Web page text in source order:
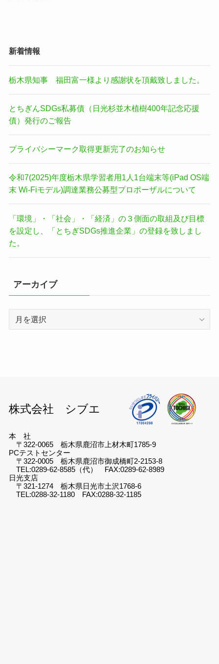
新着情報
栃木県知事 福田富一様より感謝状を頂戴致しました。
とちぎんSDGs私募債（日光杉並木植樹400年記念応援
債）発行のご報告
プライバシーマーク取得更新完了のお知らせ
令和7(2025)年度栃木県学習者用1人1台端末等(iPad OS端
末 Wi-Fiモデル)調達業務公募型プロポーザルについて
「環境」・「社会」・「経済」の３側面の取組及び目標
を設定し、「とちぎSDGs推進企業」の登録を致しまし
た。
アーカイブ
株式会社 シブエ
本 社
〒322-0065 栃木県鹿沼市上材木町1785-9
PCテストセンター
〒322-0005 栃木県鹿沼市御成橋町2-2153-8
TEL:0289-62-8585（代） FAX:0289-62-8989
日光支店
〒321-1274 栃木県日光市土沢1768-6
TEL:0288-32-1180 FAX:0288-32-1185